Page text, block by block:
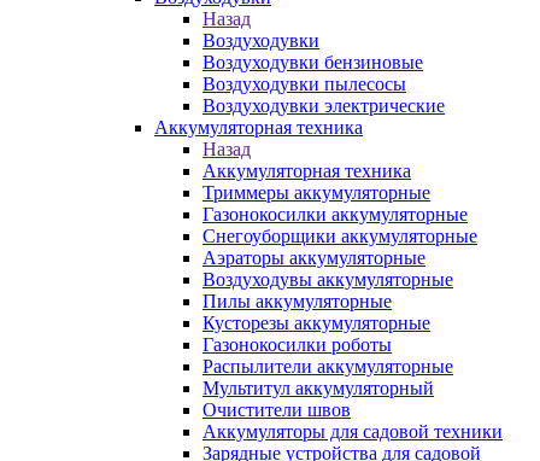
Назад
Воздуходувки
Воздуходувки бензиновые
Воздуходувки пылесосы
Воздуходувки электрические
Аккумуляторная техника
Назад
Аккумуляторная техника
Триммеры аккумуляторные
Газонокосилки аккумуляторные
Снегоуборщики аккумуляторные
Аэраторы аккумуляторные
Воздуходувы аккумуляторные
Пилы аккумуляторные
Кусторезы аккумуляторные
Газонокосилки роботы
Распылители аккумуляторные
Мультитул аккумуляторный
Очистители швов
Аккумуляторы для садовой техники
Зарядные устройства для садовой